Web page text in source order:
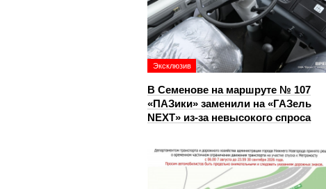
Эксклюзив
В Семенове на маршруте № 107
«ПАЗики» заменили на «ГАЗель
NEXT» из‑за невысокого спроса